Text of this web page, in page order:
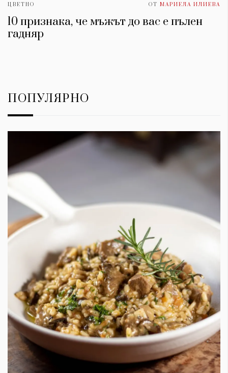
ЦВЕТНО ОТ МАРИЕЛА ИЛИЕВА
10 признака, че мъжът до вас е пълен
гадняр
ПОПУЛЯРНО